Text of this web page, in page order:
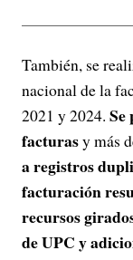
También, se
nacional de la
2021 y 2024. Se
facturasy más
a registros
facturación
recursos
de UPC y